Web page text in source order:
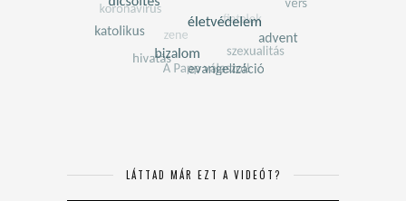
LÁTTAD MÁR EZT A VIDEÓT?